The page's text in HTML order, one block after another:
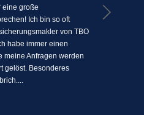
eine große
Ich bin so oft
von TBO
habe immer einen
meine Anfragen werden
gelöst. Besonderes